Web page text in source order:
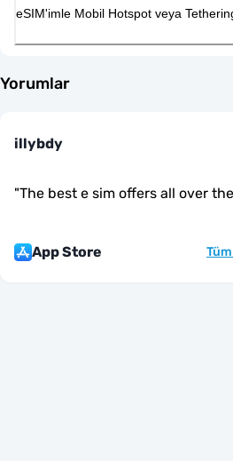
eSIM'imle Mobil Hotspot veya
Yorumlar
illybdy
"The best e sim offers all over
App Store